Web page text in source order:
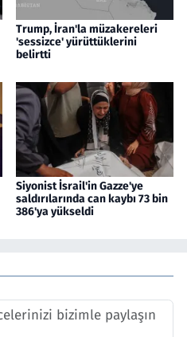
Trump, İran'la müzakereleri
'sessizce' yürüttüklerini
belirtti
Siyonist İsrail'in Gazze'ye
saldırılarında can kaybı 73 bin
386'ya yükseldi